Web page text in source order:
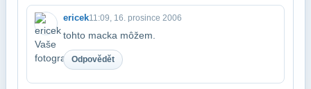
ericek11:09, 16. prosince 2006
tohto macka môžem.
Odpovědět